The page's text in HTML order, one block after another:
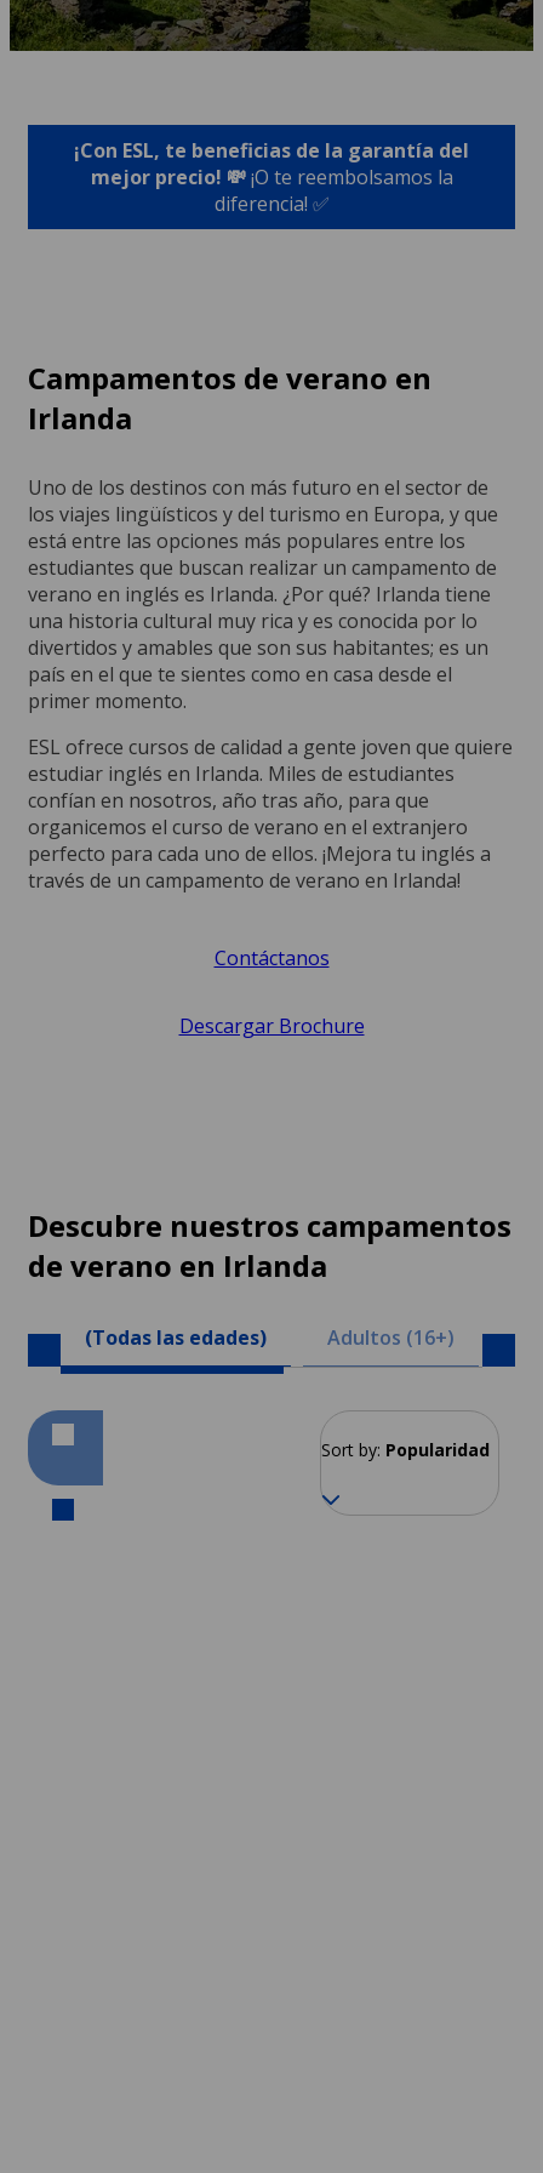
¡Con ESL, te beneficias de la garantía del
mejor precio! 💸¡O te reembolsamos la
diferencia! ✅
Campamentos de verano en
Irlanda
Uno de los destinos con más futuro en el sector de
los viajes lingüísticos y del turismo en Europa, y que
está entre las opciones más populares entre los
estudiantes que buscan realizar un campamento de
verano en inglés es Irlanda. ¿Por qué? Irlanda tiene
una historia cultural muy rica y es conocida por lo
divertidos y amables que son sus habitantes; es un
país en el que te sientes como en casa desde el
primer momento.
ESL ofrece cursos de calidad a gente joven que quiere
estudiar inglés en Irlanda. Miles de estudiantes
confían en nosotros, año tras año, para que
organicemos el curso de verano en el extranjero
perfecto para cada uno de ellos. ¡Mejora tu inglés a
través de un campamento de verano en Irlanda!
Contáctanos
Descargar Brochure
Descubre nuestros campamentos
de verano en Irlanda
(Todas las edades) Adultos (16+)
Sort by: Popularidad